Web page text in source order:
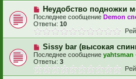
Неудобство подножки
Последнее сообщение Demon
Ответы: 10
Sissy bar (высокая
Последнее сообщение yahtsman
Ответы: 3